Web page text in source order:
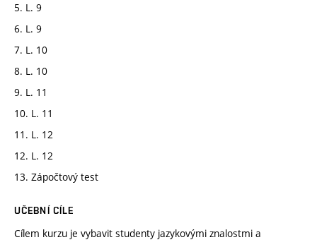
5. L. 9
6. L. 9
7. L. 10
8. L. 10
9. L. 11
10. L. 11
11. L. 12
12. L. 12
13. Zápočtový test
UČEBNÍ CÍLE
Cílem kurzu je vybavit studenty jazykovými znalostmi a